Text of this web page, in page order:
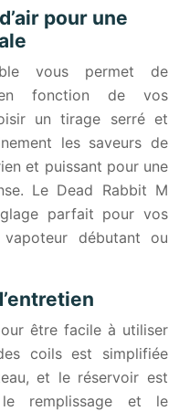
pour une
vous permet de
fonction de vos
un tirage serré et
les saveurs de
et puissant pour une
Le Dead Rabbit M
parfait pour vos
débutant ou
être facile à utiliser
coils est simplifiée
et le réservoir est
remplissage et le